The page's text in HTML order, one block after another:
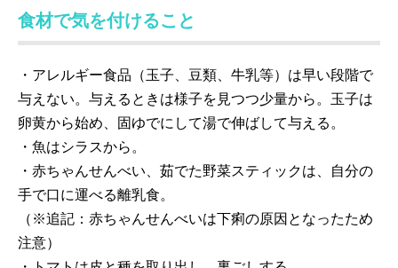
食材で気を付けること
・アレルギー食品（玉子、豆類、牛乳等）は早い段階で
与えない。与えるときは様子を見つつ少量から。玉子は
卵黄から始め、固ゆでにして湯で伸ばして与える。
・魚はシラスから。
・赤ちゃんせんべい、茹でた野菜スティックは、自分の
手で口に運べる離乳食。
（※追記：赤ちゃんせんべいは下痢の原因となったため
注意）